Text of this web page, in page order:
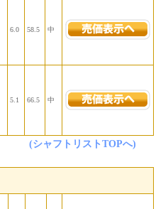
6.0 58.5 中
5.1 66.5 中
(シャフトリストTOPへ)